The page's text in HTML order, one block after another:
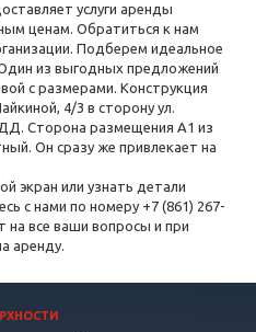
услуги аренды
ценам. Обратиться к нам
Подберем идеальное
из выгодных предложений
с размерами. Конструкция
4/3 в сторону ул.
Сторона размещения А1 из
Он сразу же привлекает на
экран или узнать детали
с нами по номеру +7 (861) 267-
на все ваши вопросы и при
аренду.